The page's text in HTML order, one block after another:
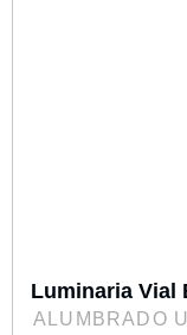
Luminaria Vial
ALUMBRADO